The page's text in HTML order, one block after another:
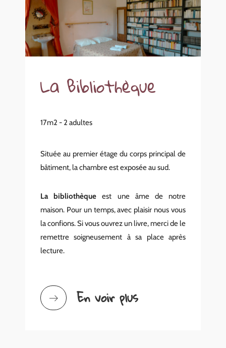
La Bibliothèque
17m2 - 2 adultes
Située au premier étage du corps principal de
bâtiment, la chambre est exposée au sud.
La bibliothèque est une âme de notre
maison. Pour un temps, avec plaisir nous vous
la confions. Si vous ouvrez un livre, merci de le
remettre soigneusement à sa place après
lecture.
En voir plus